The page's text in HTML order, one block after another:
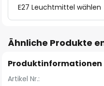
E27 Leuchtmittel wählen
Ähnliche Produkte
Produktinformationen
Artikel Nr.: